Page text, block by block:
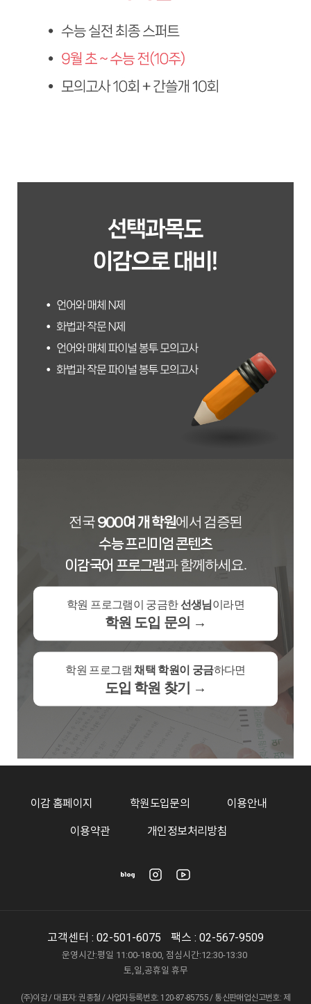
전국900여 개 학원에서 검증된
수능 프리미엄 콘텐츠
이감국어 프로그램과 함께하세요.
학원 프로그램이 궁금한 선생님 이라면
학원 도입 문의 →
학원 프로그램채택 학원이 궁금하다면
도입 학원 찾기 →
이감 홈페이지 학원도입문의 이용안내
이용약관 개인정보처리방침
(주)이감 / 대표자: 권종철 / 사업자등록번호: 120-87-85755 / 통신판매업신고번호: 제
고객센터 : 02-501-6075 팩스 : 02-567-9509
운영시간:평일 11:00-18:00, 점심시간:12:30-13:30
토,일,공휴일 휴무